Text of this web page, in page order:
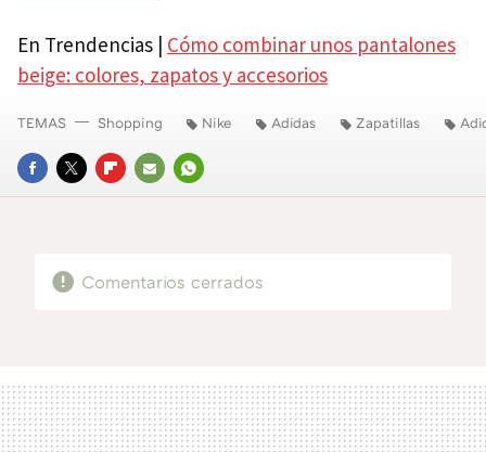
En Trendencias | Cómo combinar unos pantalones
beige: colores, zapatos y accesorios
FACEBOOK
TWITTERFLIPBOARD
E-
WHATSAPP
TEMAS Shopping Nike Adidas Zapatillas
Comentarios cerrados